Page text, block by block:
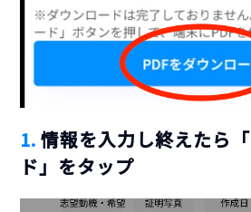
1. 情報を入力し終えたら
ド」をタップ